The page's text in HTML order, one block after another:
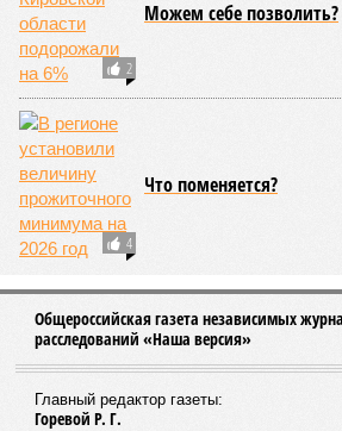
2
Можем себе позволить?
4
Что поменяется?
Общероссийская газета независимых
расследований «Наша версия»
Главный редактор газеты:
Горевой Р. Г.